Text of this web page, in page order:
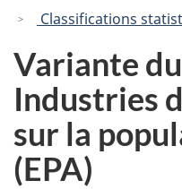
Classifications
Variante
Industries
sur la
(EPA)